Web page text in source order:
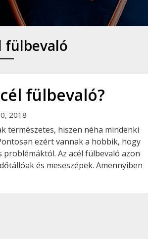
fülbevaló
fülbevaló?
2018
természetes, hiszen néha mindenki
ezért vannak a hobbik, hogy
Az acél fülbevaló azon
és meseszépek. Amennyiben